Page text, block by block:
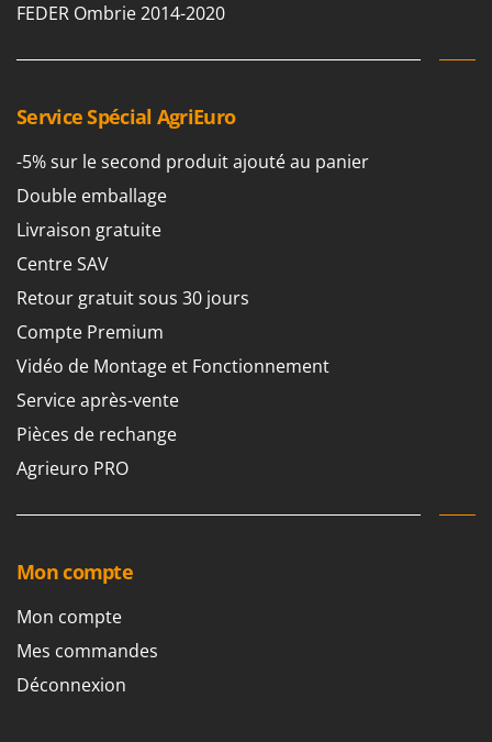
Wolf Garten
Worx
Y Yard Force
Z
Zanon
Zephir
ZGrills
Zodiac
Zomax
FEDER Ombrie 2014-2020
Service Spécial AgriEuro
-5% sur le second produit ajouté au panier
Double emballage
Livraison gratuite
Centre SAV
Retour gratuit sous 30 jours
Compte Premium
Vidéo de Montage et Fonctionnement
Service après-vente
Pièces de rechange
Agrieuro PRO
Mon compte
Mon compte
Mes commandes
Déconnexion